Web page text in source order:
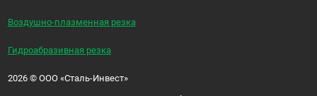
Воздушно-плазменная резка
Гидроабразивная резка
2026 ©ООО «Сталь-Инвест»